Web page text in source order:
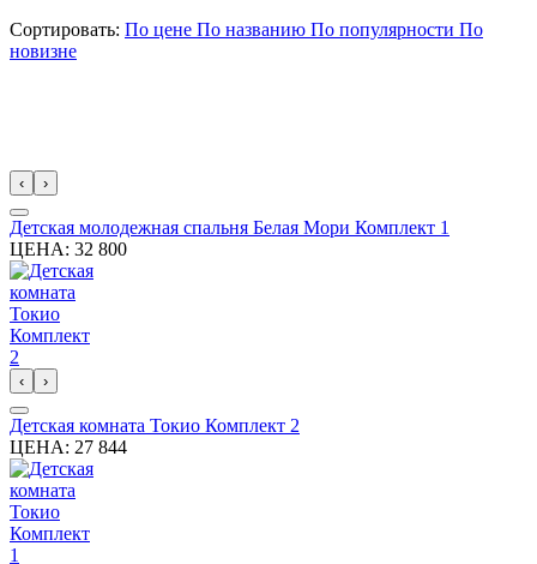
Сортировать: По цене По названию По популярности По
новизне
‹ ›
Детская молодежная спальня Белая Мори Комплект 1
ЦЕНА: 32 800
‹ ›
Детская комната Токио Комплект 2
ЦЕНА: 27 844